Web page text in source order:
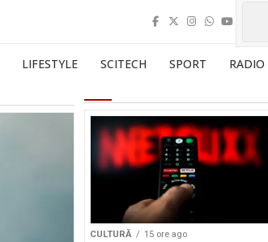
LIFESTYLE SCITECH SPORT RADIO
CULTURĂ 15 ore ago